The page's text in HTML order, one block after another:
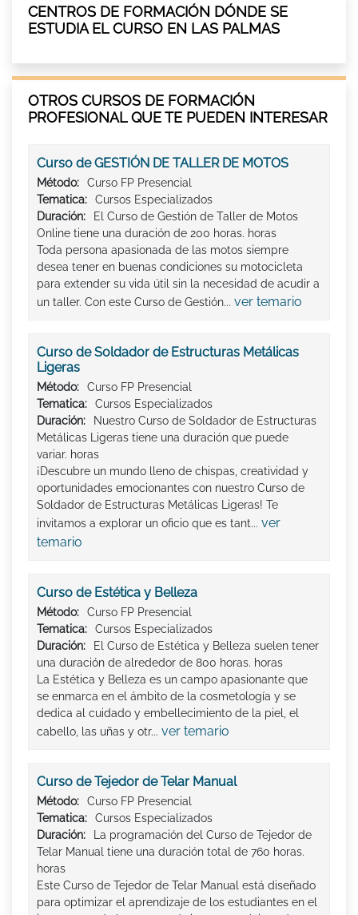
CENTROS DE FORMACIÓN DÓNDE SE
ESTUDIA EL CURSO EN LAS PALMAS
OTROS CURSOS DE FORMACIÓN
PROFESIONAL QUE TE PUEDEN INTERESAR
Curso de GESTIÓN DE TALLER DE MOTOS
Método:
Curso FP Presencial
Tematica:
Cursos Especializados
Duración:
El Curso de Gestión de Taller de Motos
Online tiene una duración de 200 horas. horas
Toda persona apasionada de las motos siempre
desea tener en buenas condiciones su motocicleta
para extender su vida útil sin la necesidad de acudir a
un taller. Con este Curso de Gestión... ver temario
Curso de Soldador de Estructuras Metálicas
Ligeras
Método:
Curso FP Presencial
Tematica:
Cursos Especializados
Duración:
Nuestro Curso de Soldador de Estructuras
Metálicas Ligeras tiene una duración que puede
variar. horas
¡Descubre un mundo lleno de chispas, creatividad y
oportunidades emocionantes con nuestro Curso de
Soldador de Estructuras Metálicas Ligeras! Te
invitamos a explorar un oficio que es tant... ver
temario
Curso de Estética y Belleza
Método:
Curso FP Presencial
Tematica:
Cursos Especializados
Duración:
El Curso de Estética y Belleza suelen tener
una duración de alrededor de 800 horas. horas
La Estética y Belleza es un campo apasionante que
se enmarca en el ámbito de la cosmetología y se
dedica al cuidado y embellecimiento de la piel, el
cabello, las uñas y otr... ver temario
Curso de Tejedor de Telar Manual
Método:
Curso FP Presencial
Tematica:
Cursos Especializados
Duración:
La programación del Curso de Tejedor de
Telar Manual tiene una duración total de 760 horas.
horas
Este Curso de Tejedor de Telar Manual está diseñado
para optimizar el aprendizaje de los estudiantes en el